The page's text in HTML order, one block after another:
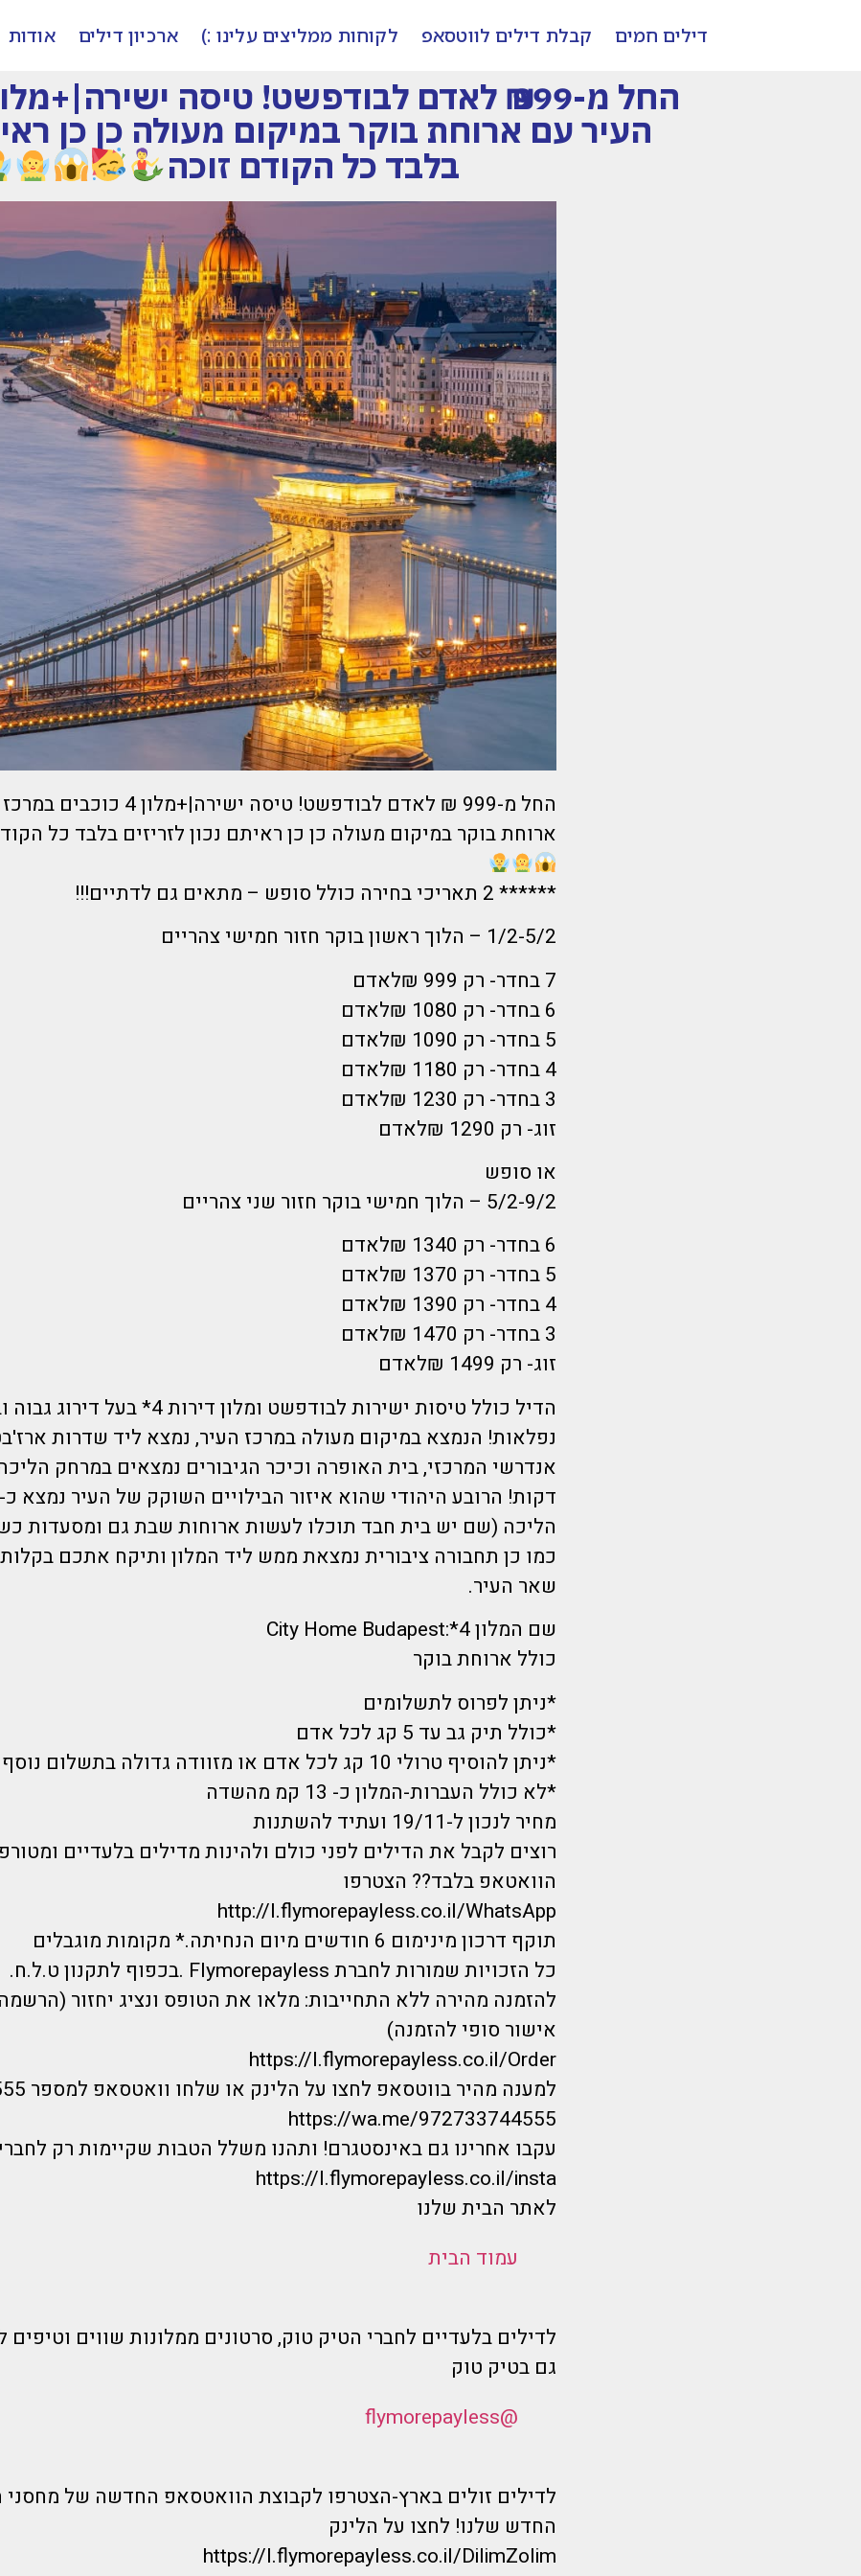
דילים חמים קבלת דילים לווטסאפ לקוחות ממליצים עלינו :) ארכיון דילים אודות
העיר עם ארוחת בוקר במיקום מעולה כן כן
בלבד כל הקודם זוכה
החל מ-999 ₪ לאדם לבודפשט! טיסה
ארוחת בוקר במיקום מעולה כן כן ראיתם נכון לזריזים בלבד כל
****** 2 תאריכי בחירה כולל סופש – מתאים גם לדתיים!!!
1/2-5/2 – הלוך ראשון בוקר חזור חמישי צהריים
7 בחדר- רק 999 ₪לאדם
6 בחדר- רק 1080 ₪לאדם
5 בחדר- רק 1090 ₪לאדם
4 בחדר- רק 1180 ₪לאדם
3 בחדר- רק 1230 ₪לאדם
זוג- רק 1290 ₪לאדם
או סופש
5/2-9/2 – הלוך חמישי בוקר חזור שני צהריים
6 בחדר- רק 1340 ₪לאדם
5 בחדר- רק 1370 ₪לאדם
4 בחדר- רק 1390 ₪לאדם
3 בחדר- רק 1470 ₪לאדם
זוג- רק 1499 ₪לאדם
הדיל כולל טיסות ישירות לבודפשט ומלון דירות 4*
נפלאות! הנמצא במיקום מעולה במרכז העיר, נמצא ליד שדרות
אנדרשי המרכזי, בית האופרה וכיכר הגיבורים נמצאים במרחק
הליכה (שם יש בית חבד תוכלו לעשות ארוחות שבת גם ומסעדות
כמו כן תחבורה ציבורית נמצאת ממש ליד המלון ותיקח אתכם
שאר העיר.
שם המלון 4*:City Home Budapest
כולל ארוחת בוקר
*ניתן לפרוס לתשלומים
*כולל תיק גב עד 5 קג לכל אדם
*ניתן להוסיף טרולי 10 קג לכל אדם או מזוודה גדולה בתשלום נוסף
*לא כולל העברות-המלון כ- 13 קמ מהשדה
מחיר לנכון ל-19/11 ועתיד להשתנות
רוצים לקבל את הדילים לפני כולם ולהינות מדילים בלעדיים
הוואטאפ בלבד?? הצטרפו
http://l.flymorepayless.co.il/WhatsApp
תוקף דרכון מינימום 6 חודשים מיום הנחיתה.* מקומות מוגבלים
כל הזכויות שמורות לחברת Flymorepayless .בכפוף לתקנון ט.ל.ח.
להזמנה מהירה ללא התחייבות: מלאו את הטופס ונציג יחזור
אישור סופי להזמנה)
https://I.flymorepayless.co.il/Order
למענה מהיר בווטסאפ לחצו על הלינק או שלחו וואטסאפ למספר 0733744555 :
https://wa.me/972733744555
עקבו אחרינו גם באינסטגרם! ותהנו משלל הטבות שקיימות רק
https://I.flymorepayless.co.il/insta
לאתר הבית שלנו
עמוד הבית
לדילים בלעדיים לחברי הטיק טוק, סרטונים ממלונות שווים וטיפים
גם בטיק טוק
@flymorepayless
לדילים זולים בארץ-הצטרפו לקבוצת הוואטסאפ החדשה של
החדש שלנו! לחצו על הלינק
https://l.flymorepayless.co.il/DilimZolim